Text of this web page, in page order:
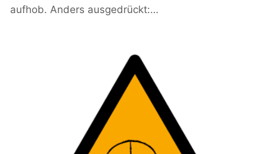
aufhob. Anders ausgedrückt:…